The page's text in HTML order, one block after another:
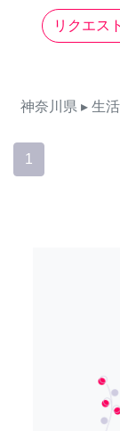
リクエス
神奈川県 ▸ 生
1